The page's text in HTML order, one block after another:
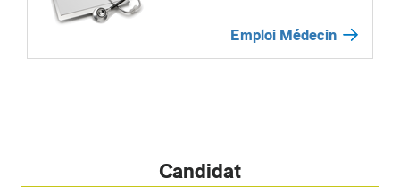
Emploi Médecin
Candidat